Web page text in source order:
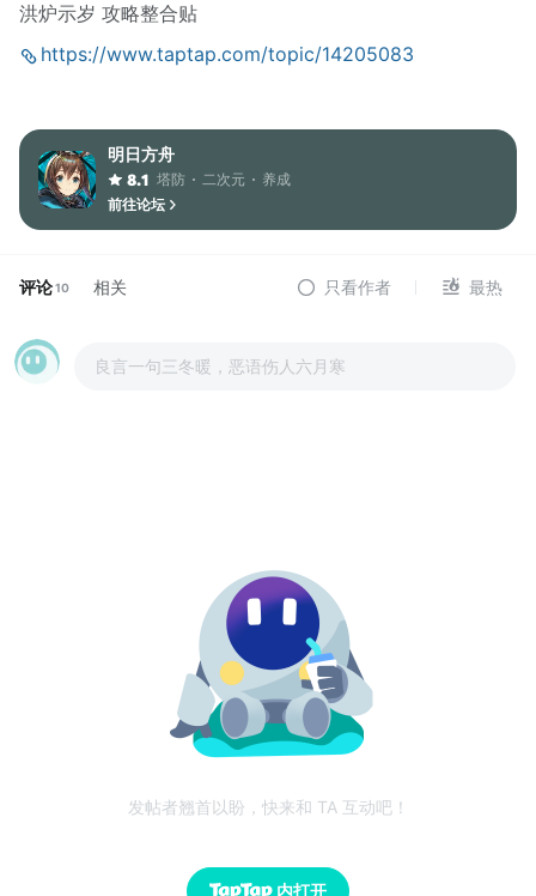
洪炉示岁 攻略整合贴
https://www.taptap.com/topic/14205083
明日方舟
8.1 塔防 二次元
养成
前往论坛
评论10 相关 只看作者 最热
良言一句三冬暖，恶语伤人六月寒
发帖者翘首以盼，快来和 TA 互动吧！
内打开